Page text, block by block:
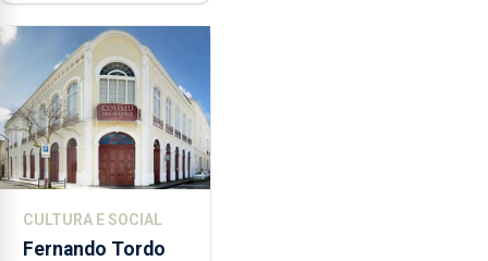
CULTURA E SOCIAL
Fernando Tordo